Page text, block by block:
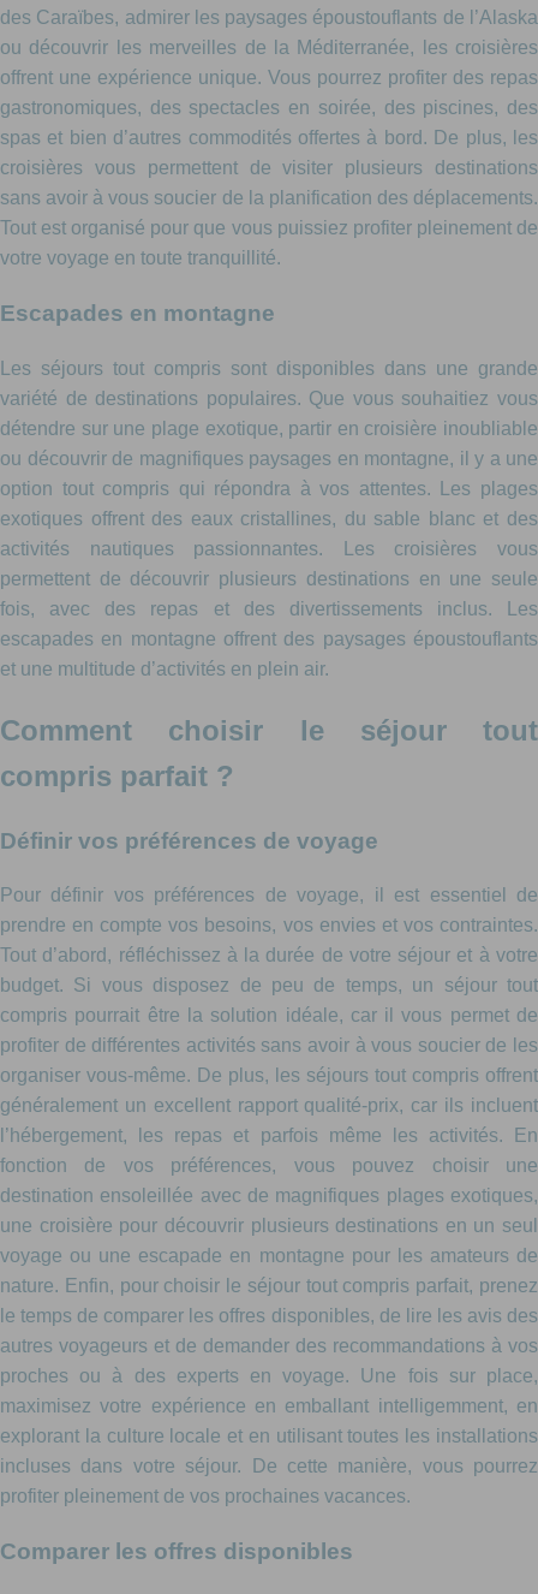
des Caraïbes, admirer les paysages époustouflants de l’Alaska
ou découvrir les merveilles de la Méditerranée, les croisières
offrent une expérience unique. Vous pourrez profiter des repas
gastronomiques, des spectacles en soirée, des piscines, des
spas et bien d’autres commodités offertes à bord. De plus, les
croisières vous permettent de visiter plusieurs destinations
sans avoir à vous soucier de la planification des déplacements.
Tout est organisé pour que vous puissiez profiter pleinement de
votre voyage en toute tranquillité.
Escapades en montagne
Les séjours tout compris sont disponibles dans une grande
variété de destinations populaires. Que vous souhaitiez vous
détendre sur une plage exotique, partir en croisière inoubliable
ou découvrir de magnifiques paysages en montagne, il y a une
option tout compris qui répondra à vos attentes. Les plages
exotiques offrent des eaux cristallines, du sable blanc et des
activités nautiques passionnantes. Les croisières vous
permettent de découvrir plusieurs destinations en une seule
fois, avec des repas et des divertissements inclus. Les
escapades en montagne offrent des paysages époustouflants
et une multitude d’activités en plein air.
Comment choisir le séjour tout
compris parfait ?
Définir vos préférences de voyage
Pour définir vos préférences de voyage, il est essentiel de
prendre en compte vos besoins, vos envies et vos contraintes.
Tout d’abord, réfléchissez à la durée de votre séjour et à votre
budget. Si vous disposez de peu de temps, un séjour tout
compris pourrait être la solution idéale, car il vous permet de
profiter de différentes activités sans avoir à vous soucier de les
organiser vous-même. De plus, les séjours tout compris offrent
généralement un excellent rapport qualité-prix, car ils incluent
l’hébergement, les repas et parfois même les activités. En
fonction de vos préférences, vous pouvez choisir une
destination ensoleillée avec de magnifiques plages exotiques,
une croisière pour découvrir plusieurs destinations en un seul
voyage ou une escapade en montagne pour les amateurs de
nature. Enfin, pour choisir le séjour tout compris parfait, prenez
le temps de comparer les offres disponibles, de lire les avis des
autres voyageurs et de demander des recommandations à vos
proches ou à des experts en voyage. Une fois sur place,
maximisez votre expérience en emballant intelligemment, en
explorant la culture locale et en utilisant toutes les installations
incluses dans votre séjour. De cette manière, vous pourrez
profiter pleinement de vos prochaines vacances.
Comparer les offres disponibles